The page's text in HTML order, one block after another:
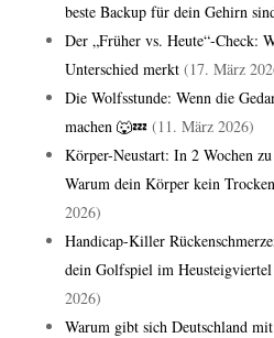
beste Backup für dein Gehirn
Der „Früher vs. Heute“-Check:
Unterschied merkt (17. März
Die Wolfsstunde: Wenn die
machen 🐺💤 (11. März 2026)
Körper-Neustart: In 2 Wochen
Warum dein Körper kein
2026)
Handicap-Killer
dein Golfspiel im
2026)
Warum gibt sich Deutschland